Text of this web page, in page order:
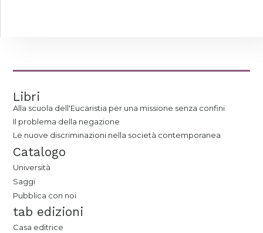
Libri
Alla scuola dell'Eucaristia per una missione senza confini
Il problema della negazione
Le nuove discriminazioni nella società contemporanea
Catalogo
Università
Saggi
Pubblica con noi
tab edizioni
Casa editrice